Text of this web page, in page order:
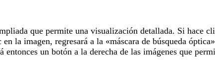
que permite una visualización detallada. Si hace
la imagen, regresará a la «máscara de búsqueda
un botón a la derecha de las imágenes que